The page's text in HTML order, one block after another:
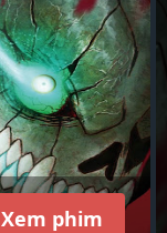
Xem phim